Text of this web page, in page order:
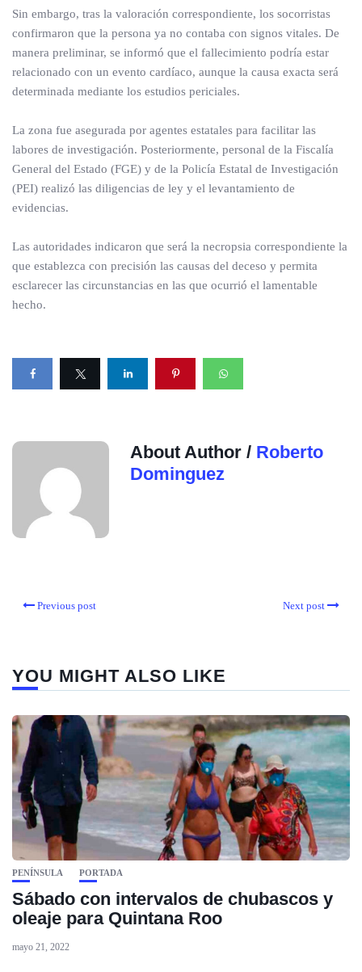
Sin embargo, tras la valoración correspondiente, los socorristas
confirmaron que la persona ya no contaba con signos vitales. De
manera preliminar, se informó que el fallecimiento podría estar
relacionado con un evento cardíaco, aunque la causa exacta será
determinada mediante los estudios periciales.
La zona fue asegurada por agentes estatales para facilitar las
labores de investigación. Posteriormente, personal de la Fiscalía
General del Estado (FGE) y de la Policía Estatal de Investigación
(PEI) realizó las diligencias de ley y el levantamiento de
evidencias.
Las autoridades indicaron que será la necropsia correspondiente la
que establezca con precisión las causas del deceso y permita
esclarecer las circunstancias en las que ocurrió el lamentable
hecho.
About Author / Roberto
Dominguez
Previous post Next post
YOU MIGHT ALSO LIKE
PENÍNSULA PORTADA
Sábado con intervalos de chubascos y
oleaje para Quintana Roo
mayo 21, 2022